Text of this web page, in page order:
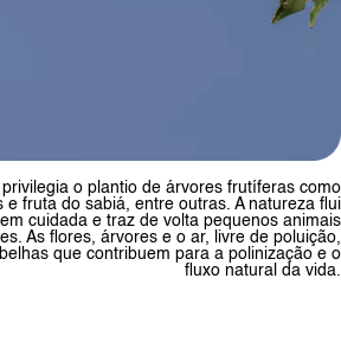
o plantio de árvores frutíferas como
e fruta do sabiá, entre outras. A natureza flui
cuidada e traz de volta pequenos animais
As flores, árvores e o ar, livre de poluição,
que contribuem para a polinização e o
fluxo natural da vida.